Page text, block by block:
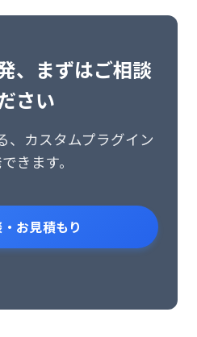
、まずはご相談
さい
、カスタムプラグイン
きます。
お見積もり